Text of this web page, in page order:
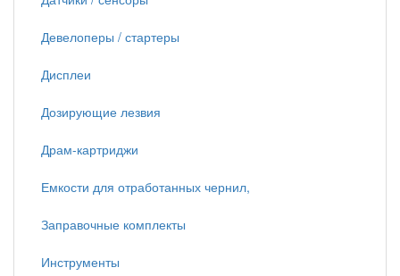
Девелоперы / стартеры
Дисплеи
Дозирующие лезвия
Драм-картриджи
Емкости для отработанных чернил,
Заправочные комплекты
Инструменты